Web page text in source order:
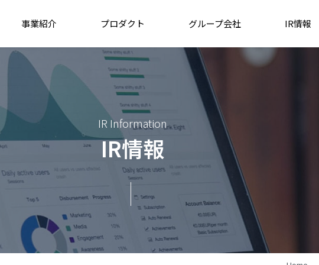
事業紹介 プロダクト グループ会社 IR情報
IR Information
IR情報